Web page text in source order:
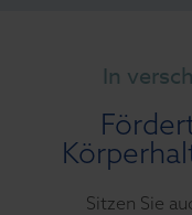
In
Sitzen Sie